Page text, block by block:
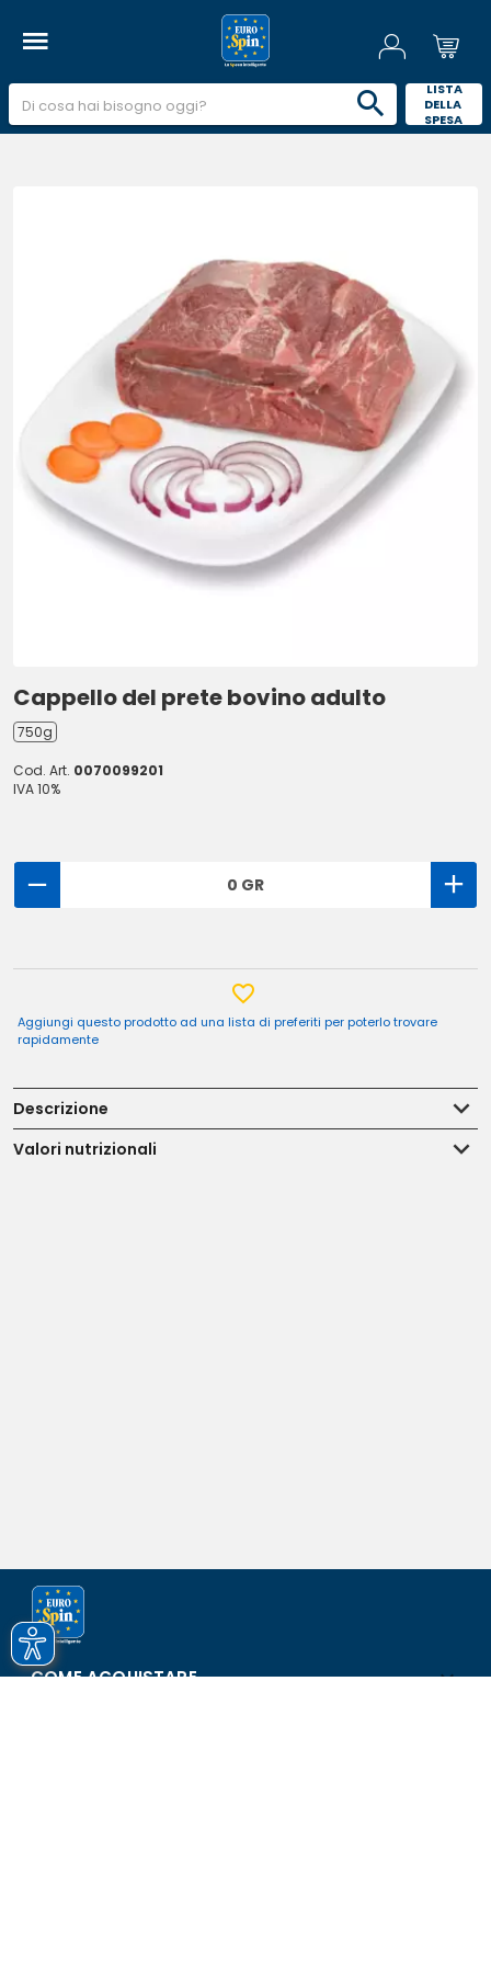
LISTA
DELLA
SPESA
Cappello del prete bovino adulto
750g
Cod. Art. 0070099201
IVA 10%
0 GR
Aggiungi questo prodotto ad una lista di preferiti per poterlo trovare
rapidamente
Descrizione
Valori nutrizionali
COME ACQUISTARE